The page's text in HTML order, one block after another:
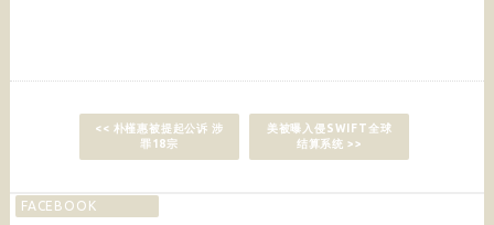
<< 朴槿惠被提起公诉 涉
罪18宗
美被曝入侵SWIFT全球
结算系统 >>
FACEBOOK